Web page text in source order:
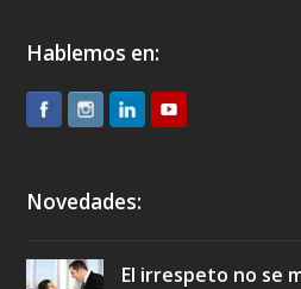
Hablemos en:
Novedades:
El irrespeto no se